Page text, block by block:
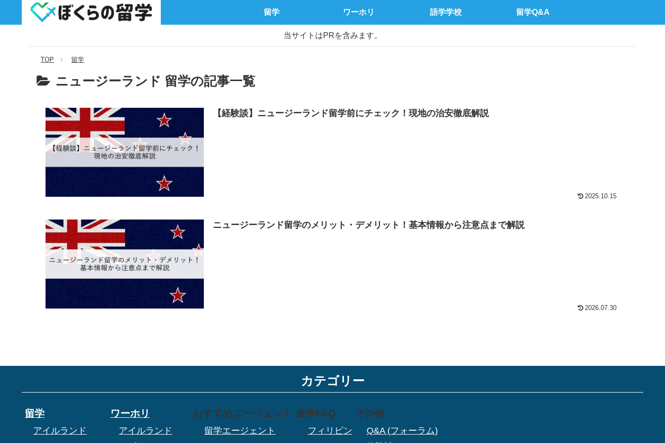
留学 ワーホリ 語学学校 留学Q&A
当サイトはPRを含みます。
TOP 留学
ニュージーランド 留学の記事一覧
【経験談】ニュージーランド留学前にチェック！現地の治安徹底解説
2025.10.15
ニュージーランド留学のメリット・デメリット！基本情報から注意点まで解説
2026.07.30
カテゴリー
留学
アイルランド
ワーホリ
アイルランド
おすすめエージェント
留学エージェント
留学FAQ
フィリピン
その他
Q&A (フォーラム)